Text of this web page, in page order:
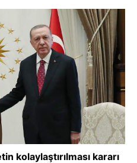
kolaylaştırılması kararı